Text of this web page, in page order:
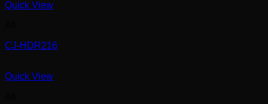
Quick View
CJ-HDR216
Quick View